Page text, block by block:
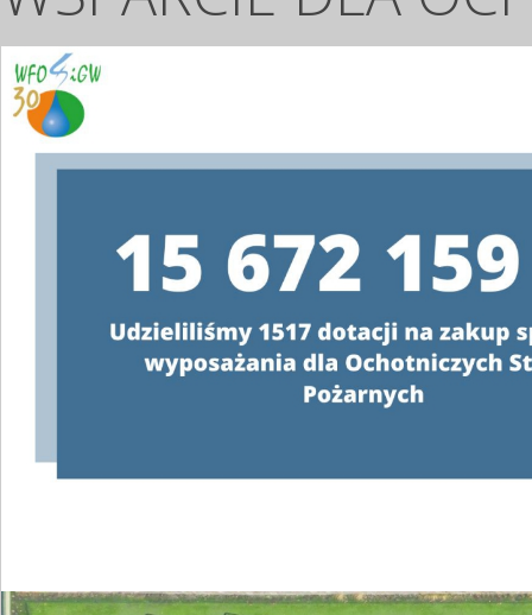
Konsultanci obsługujący infolinię,
o programie oraz wyjaśniać
od poniedziałku do
w godzinachod 8:00 do